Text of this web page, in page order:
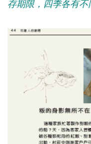
存期限， 四季各有不